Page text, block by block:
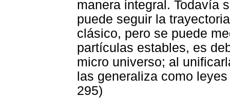
manera integral. Todavía
puede seguir la
clásico, pero se puede
partículas estables, es
micro universo; al
las generaliza como
295)